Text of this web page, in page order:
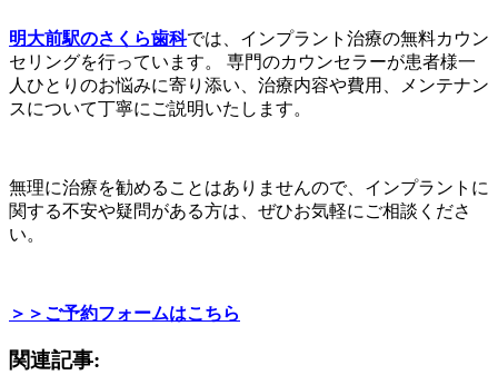
明大前駅のさくら歯科では、インプラント治療の無料カウン
セリングを行っています。 専門のカウンセラーが患者様一
人ひとりのお悩みに寄り添い、治療内容や費用、メンテナン
スについて丁寧にご説明いたします。
無理に治療を勧めることはありませんので、インプラントに
関する不安や疑問がある方は、ぜひお気軽にご相談くださ
い。
＞＞ご予約フォームはこちら
関連記事: